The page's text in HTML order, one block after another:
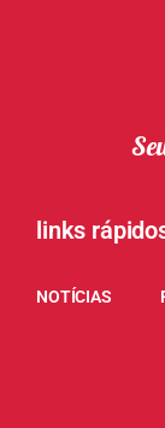
links
NOTÍCIAS